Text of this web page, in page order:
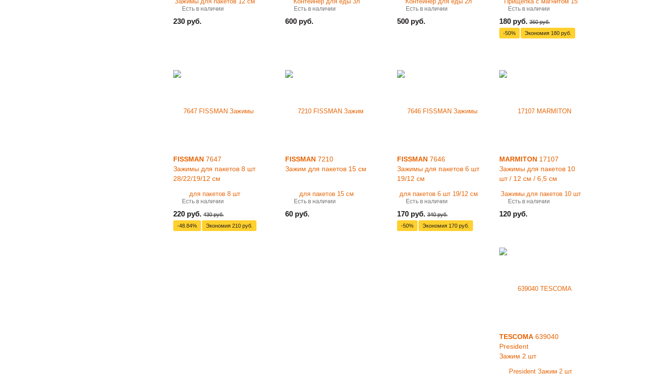
Есть в наличии
230 руб.
Есть в наличии
600 руб.
Есть в наличии
500 руб.
Есть в наличии
180 руб. 360 руб.
-50%
Экономия 180 руб.
FISSMAN 7647
Зажимы для пакетов 8 шт
28/22/19/12 см
Есть в наличии
220 руб. 430 руб.
-48.84%
Экономия 210 руб.
FISSMAN 7210
Зажим для пакетов 15 см
Есть в наличии
60 руб.
FISSMAN 7646
Зажимы для пакетов 6 шт
19/12 см
Есть в наличии
170 руб. 340 руб.
-50%
Экономия 170 руб.
MARMITON 17107
Зажимы для пакетов 10
шт / 12 см / 6,5 см
Есть в наличии
120 руб.
TESCOMA 639040
President
Зажим 2 шт